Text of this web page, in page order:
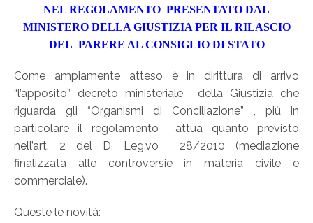
NEL REGOLAMENTO PRESENTATO DAL
MINISTERO DELLA GIUSTIZIA PER IL RILASCIO
DEL PARERE AL CONSIGLIO DI STATO
Come ampiamente atteso è in dirittura di arrivo
“l’apposito” decreto ministeriale della Giustizia che
riguarda gli “Organismi di Conciliazione” , più in
particolare il regolamento attua quanto previsto
nell’art. 2 del D. Leg.vo 28/2010 (mediazione
finalizzata alle controversie in materia civile e
commerciale).
Queste le novità: